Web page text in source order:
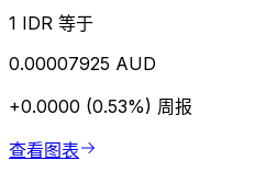
1 IDR 等于
0.00007925 AUD
+0.0000 (0.53%) 周报
查看图表